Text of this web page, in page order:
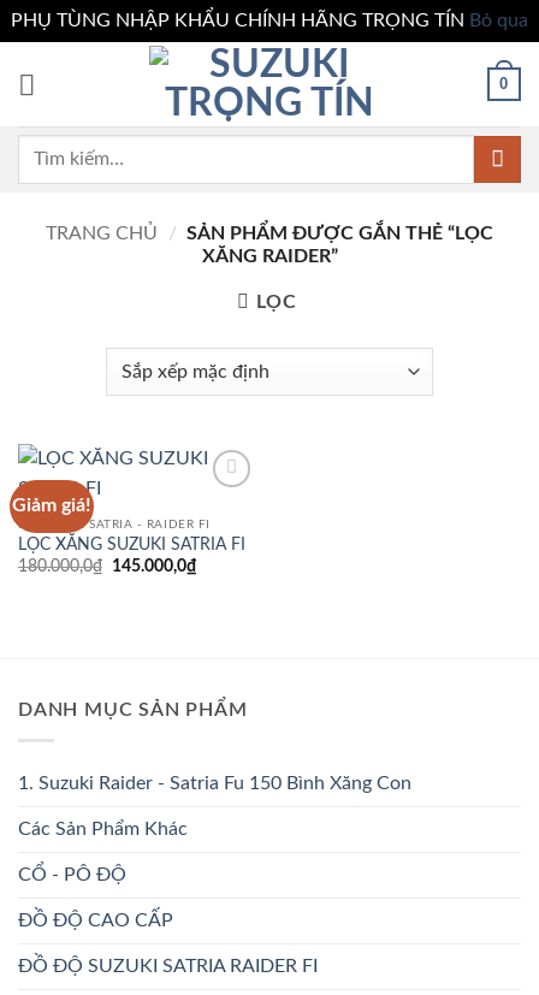
PHỤ TÙNG NHẬP KHẨU CHÍNH HÃNG TRỌNG TÍN Bỏ qua
0
Tìm
TRANG CHỦ / SẢN PHẨM ĐƯỢC GẮN THẺ “LỌC
XĂNG RAIDER”
LỌC
Giảm giá!
wishlist
PHỤ TÙNG SATRIA - RAIDER FI
LỌC XĂNG SUZUKI SATRIA FI
180.000,0₫
Giá
145.000,0₫Giá
DANH MỤC SẢN PHẨM
1. Suzuki Raider - Satria Fu 150 Bình Xăng Con
Các Sản Phẩm Khác
CỔ - PÔ ĐỘ
ĐỒ ĐỘ CAO CẤP
ĐỒ ĐỘ SUZUKI SATRIA RAIDER FI